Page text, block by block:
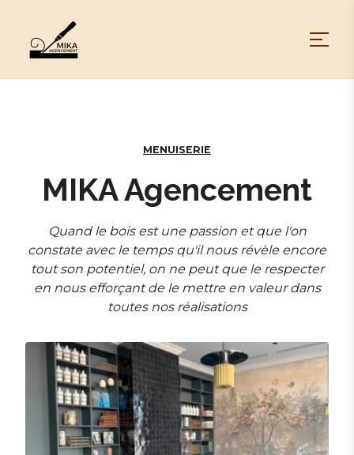
MENUISERIE
MIKA Agencement
Quand le bois est une passion et que l'on
constate avec le temps qu'il nous révèle encore
tout son potentiel, on ne peut que le respecter
en nous efforçant de le mettre en valeur dans
toutes nos réalisations